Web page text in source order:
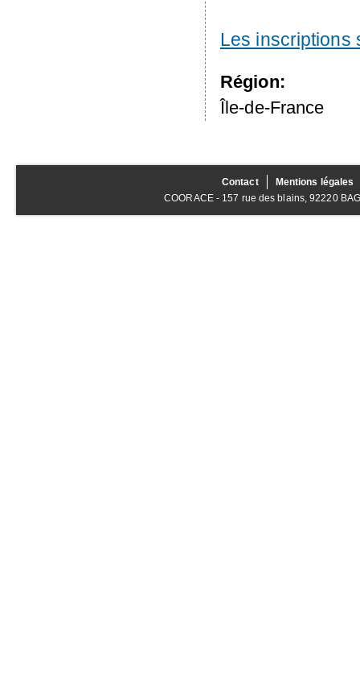
Les inscriptions
Région:
Île-de-France
Contact
Mentions légales
COORACE - 157 rue des blains, 92220